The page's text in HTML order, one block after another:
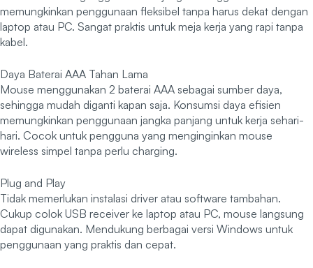
memungkinkan penggunaan fleksibel tanpa harus dekat dengan
laptop atau PC. Sangat praktis untuk meja kerja yang rapi tanpa
kabel.
Daya Baterai AAA Tahan Lama
Mouse menggunakan 2 baterai AAA sebagai sumber daya,
sehingga mudah diganti kapan saja. Konsumsi daya efisien
memungkinkan penggunaan jangka panjang untuk kerja sehari-
hari. Cocok untuk pengguna yang menginginkan mouse
wireless simpel tanpa perlu charging.
Plug and Play
Tidak memerlukan instalasi driver atau software tambahan.
Cukup colok USB receiver ke laptop atau PC, mouse langsung
dapat digunakan. Mendukung berbagai versi Windows untuk
penggunaan yang praktis dan cepat.